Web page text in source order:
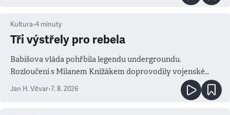
Kultura•4 minuty
Tři výstřely pro rebela
Babišova vláda pohřbila legendu undergroundu.
Rozloučení s Milanem Knížákem doprovodily vojenské
salvy i kritika pokrokářů
Jan H. Vitvar•7. 8. 2026